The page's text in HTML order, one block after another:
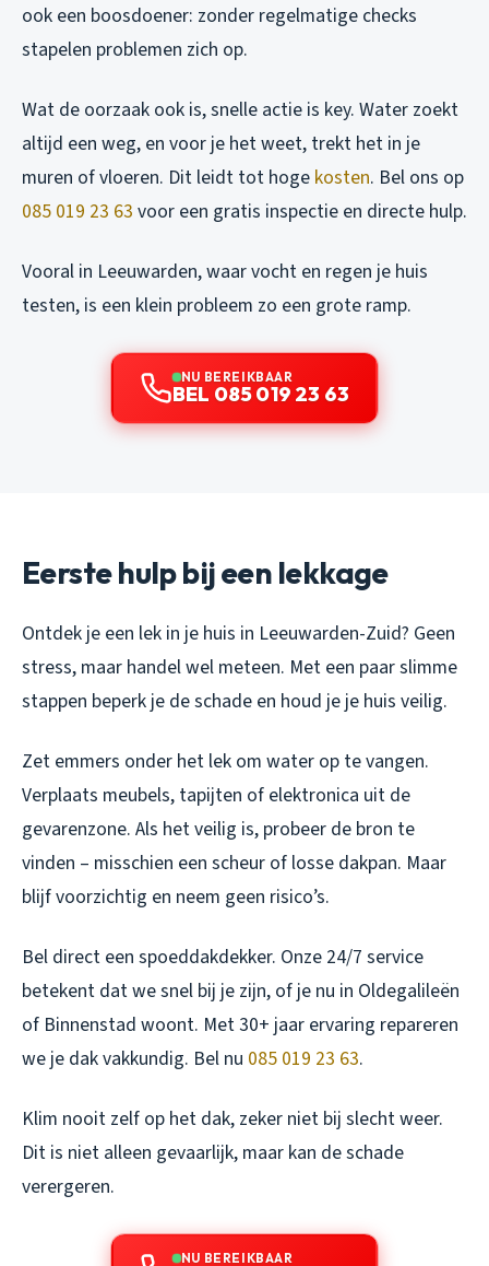
ook een boosdoener: zonder regelmatige checks
stapelen problemen zich op.
Wat de oorzaak ook is, snelle actie is key. Water zoekt
altijd een weg, en voor je het weet, trekt het in je
muren of vloeren. Dit leidt tot hoge kosten. Bel ons op
085 019 23 63 voor een gratis inspectie en directe hulp.
Vooral in Leeuwarden, waar vocht en regen je huis
testen, is een klein probleem zo een grote ramp.
NU BEREIKBAAR
BEL 085 019 23 63
Eerste hulp bij een lekkage
Ontdek je een lek in je huis in Leeuwarden-Zuid? Geen
stress, maar handel wel meteen. Met een paar slimme
stappen beperk je de schade en houd je je huis veilig.
Zet emmers onder het lek om water op te vangen.
Verplaats meubels, tapijten of elektronica uit de
gevarenzone. Als het veilig is, probeer de bron te
vinden – misschien een scheur of losse dakpan. Maar
blijf voorzichtig en neem geen risico’s.
Bel direct een spoeddakdekker. Onze 24/7 service
betekent dat we snel bij je zijn, of je nu in Oldegalileën
of Binnenstad woont. Met 30+ jaar ervaring repareren
we je dak vakkundig. Bel nu 085 019 23 63.
Klim nooit zelf op het dak, zeker niet bij slecht weer.
Dit is niet alleen gevaarlijk, maar kan de schade
verergeren.
NU BEREIKBAAR